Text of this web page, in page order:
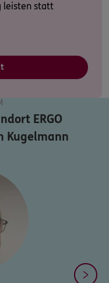
leisten statt
ERGO
Kugelmann